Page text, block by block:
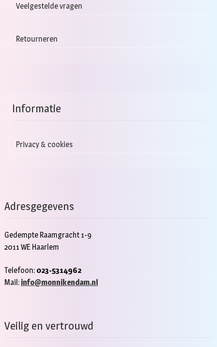
Veelgestelde vragen
Retourneren
Informatie
Privacy & cookies
Adresgegevens
Gedempte Raamgracht 1-9
2011 WE Haarlem
Telefoon: 023-5314962
Mail: info@monnikendam.nl
Veilig en vertrouwd